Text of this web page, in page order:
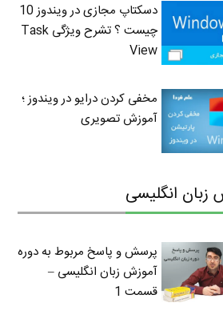
دسکتاپ مجازی در ویندوز 10
چیست ؟ تشرح ویژگی Task
View
مخفی کردن درایو در ویندوز ؛
آموزش تصویری
زبان انگلیسی
پرسش و پاسخ مربوط به دوره
آموزش زبان انگلیسی –
قسمت 1